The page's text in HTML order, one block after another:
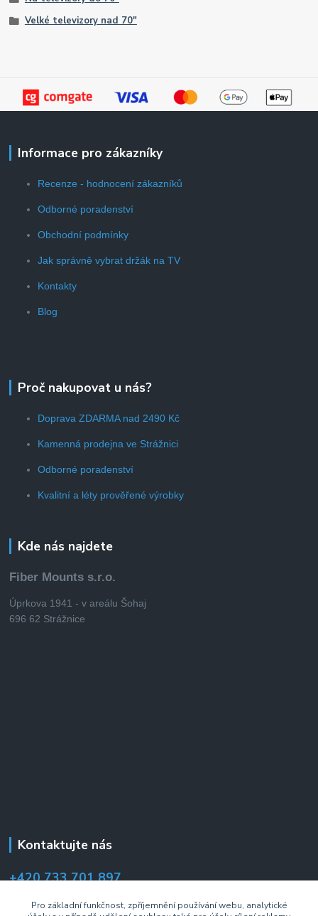
Velké televizory nad 70"
Informace pro zákazníky
Recenze - hodnocení zákazníků
Odborné poradenství
Obchodní podmínky
Jak správně vybrat držák na TV
Kontakty
Blog
Proč nakupovat u nás?
Doprava ZDARMA nad 2490 Kč
Kamenná prodejna ve Strážnici
Odborné poradenství
Kvalitní a léty prověřené výrobky
Kde nás najdete
Fiber Mounts s.r.o.
Úprkova 1941 - v areálu Šohaj
696 62 Strážnice
Kontaktujte nás
+420 733 701 897
Pro základní funkčnost, zpříjemnění používání webu, analytické